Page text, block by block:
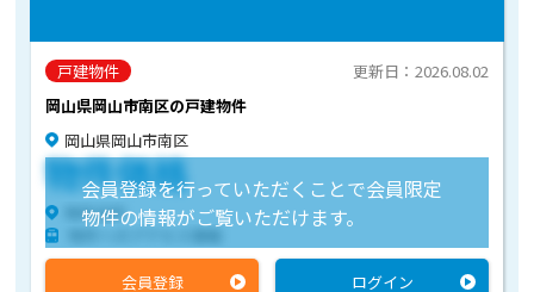
戸建物件
岡山県岡山市南区の戸建物件
更新日：2026.08.02
岡山県岡山市南区
会員登録を行っていただくことで会員限定
物件の情報がご覧いただけます。
物件価格
物件住所
物件へのアクセス情報
会員登録 ログイン